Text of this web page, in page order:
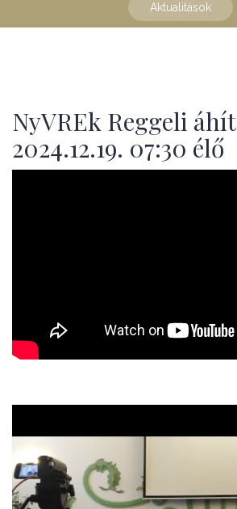
Aktualitások
NyVREk Reggeli
2024.12.19. 07:30 élő